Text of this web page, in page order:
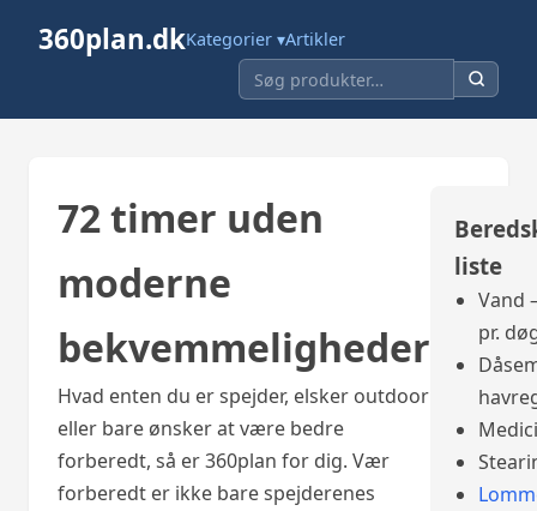
360plan.dkKategorier ▾Artikler
72 timer uden
moderne
bekvemmeligheder
Hvad enten du er spejder, elsker outdoor
eller bare ønsker at være bedre
forberedt, så er 360plan for dig. Vær
forberedt er ikke bare spejderenes
liste
Vand
pr.